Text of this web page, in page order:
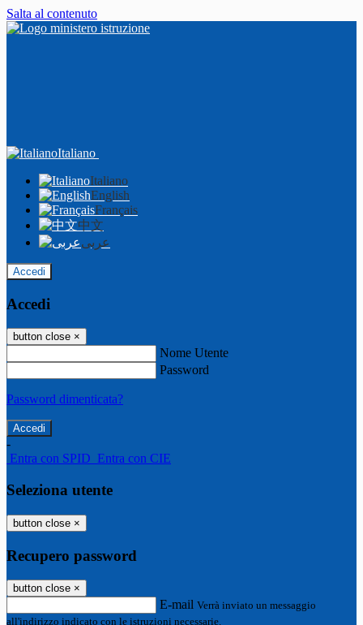
Salta al contenuto
Italiano
Italiano
English
Français
中文
عربى
Accedi
Accedi
button close ×
Nome Utente
Password
Password dimenticata?
-
Entra con SPID Entra con CIE
Seleziona utente
button close ×
Recupero password
button close ×
E-mail Verrà inviato un messaggio
all'indirizzo indicato con le istruzioni necessarie.